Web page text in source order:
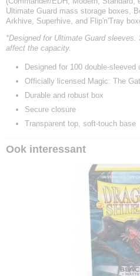
Ultimate Guard mass storage boxes,
Arkhive, Superhive, and Flip'n'Tray
*Designed for Ultimate Guard
affect the capacity.
Designed for 100 double-
Officially licensed Magic: The
Durable and robust box
Secure closure
Transparent top, soft-touch base
Ook interessant